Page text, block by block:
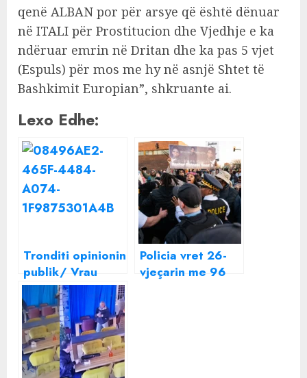
qenë ALBAN por për arsye që është dënuar
në ITALI për Prostitucion dhe Vjedhje e ka
ndëruar emrin në Dritan dhe ka pas 5 vjet
(Espuls) për mos me hy në asnjë Shtet të
Bashkimit Europian”, shkruante ai.
Lexo Edhe:
Tronditi opinionin
publik/ Vrau
vëllanë dhe
kunatën, autori
mbrohet në
gjykatë: Kam
bërë 7 kallëzime
ndaj tyre, i fundit
Policia vret 26-
vjeçarin me 96